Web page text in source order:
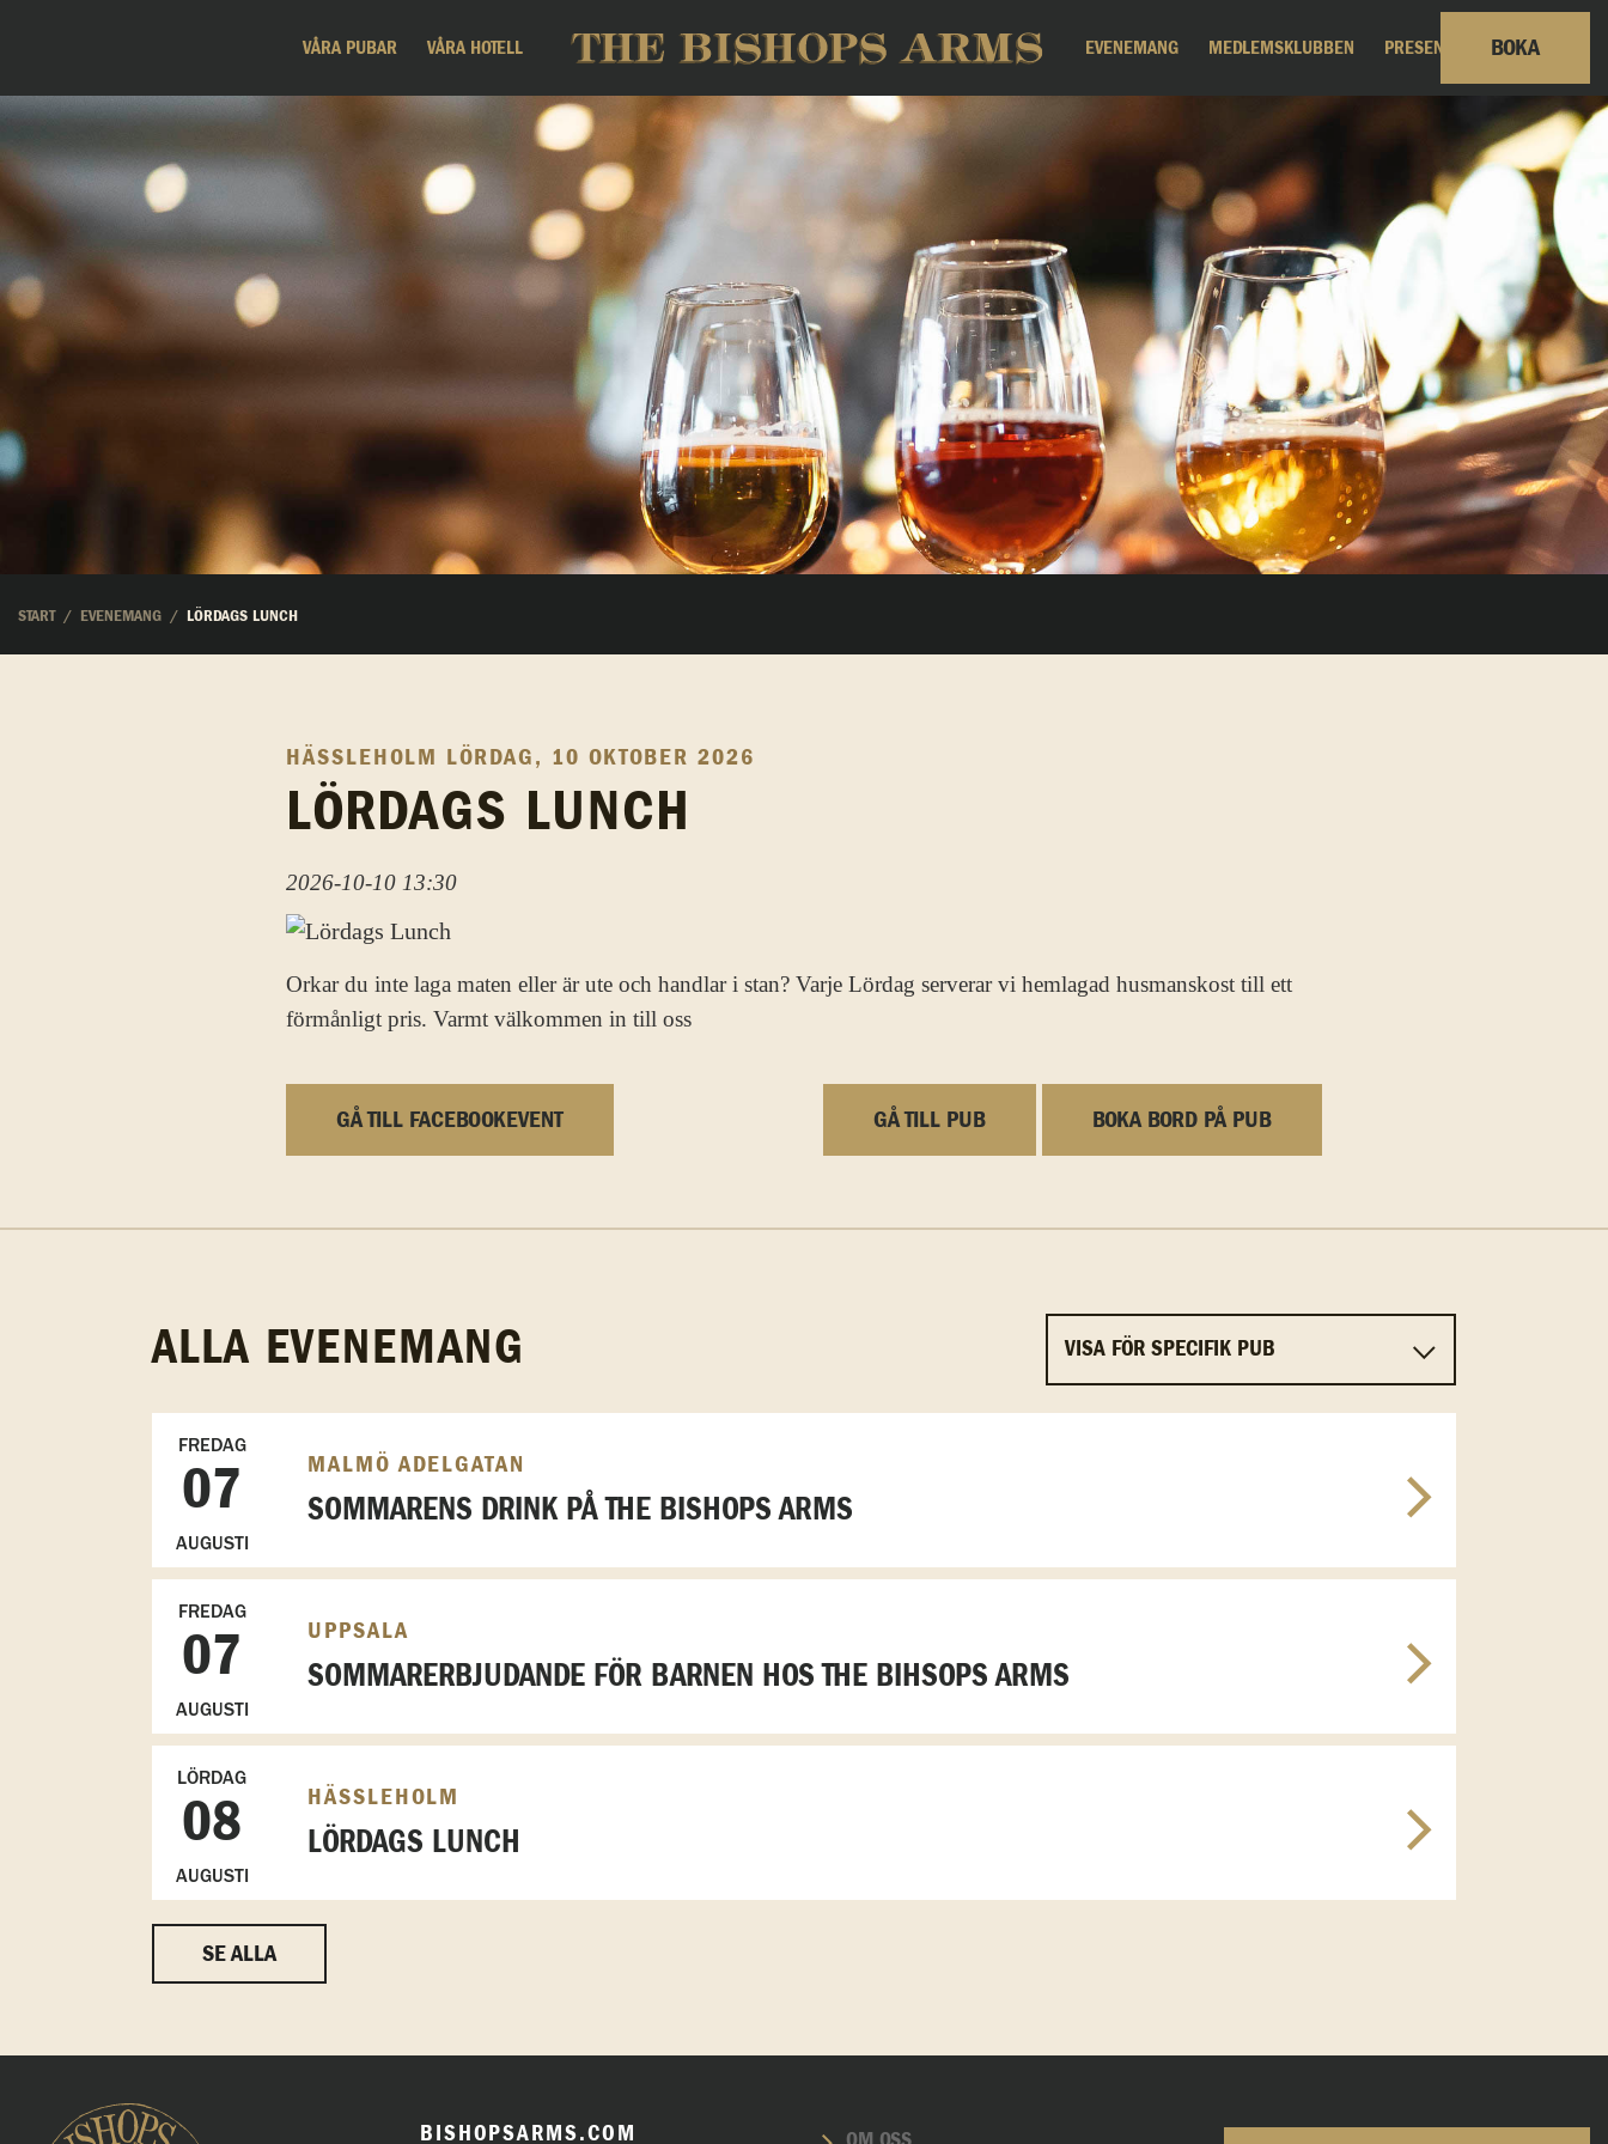
VÅRA PUBAR VÅRA HOTELL EVENEMANG MEDLEMSKLUBBEN PRESENTKORT BOKA
START EVENEMANG LÖRDAGS LUNCH
HÄSSLEHOLM LÖRDAG, 10 OKTOBER 2026
LÖRDAGS LUNCH
2026-10-10 13:30
Orkar du inte laga maten eller är ute och handlar i stan? Varje Lördag serverar vi hemlagad husmanskost till ett
förmånligt pris. Varmt välkommen in till oss
GÅ TILL FACEBOOKEVENT GÅ TILL PUB BOKA BORD PÅ PUB
ALLA EVENEMANG
FREDAG
07
AUGUSTI
MALMÖ ADELGATAN
SOMMARENS DRINK PÅ THE BISHOPS ARMS
FREDAG
07
AUGUSTI
UPPSALA
SOMMARERBJUDANDE FÖR BARNEN HOS THE BIHSOPS ARMS
LÖRDAG
08
AUGUSTI
HÄSSLEHOLM
LÖRDAGS LUNCH
SE ALLA
BISHOPSARMS.COM